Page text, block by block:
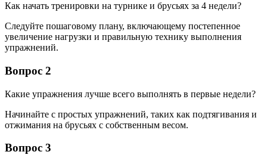
Как начать тренировки на турнике и брусьях за 4 недели?
Следуйте пошаговому плану, включающему постепенное
увеличение нагрузки и правильную технику выполнения
упражнений.
Вопрос 2
Какие упражнения лучше всего выполнять в первые недели?
Начинайте с простых упражнений, таких как подтягивания и
отжимания на брусьях с собственным весом.
Вопрос 3